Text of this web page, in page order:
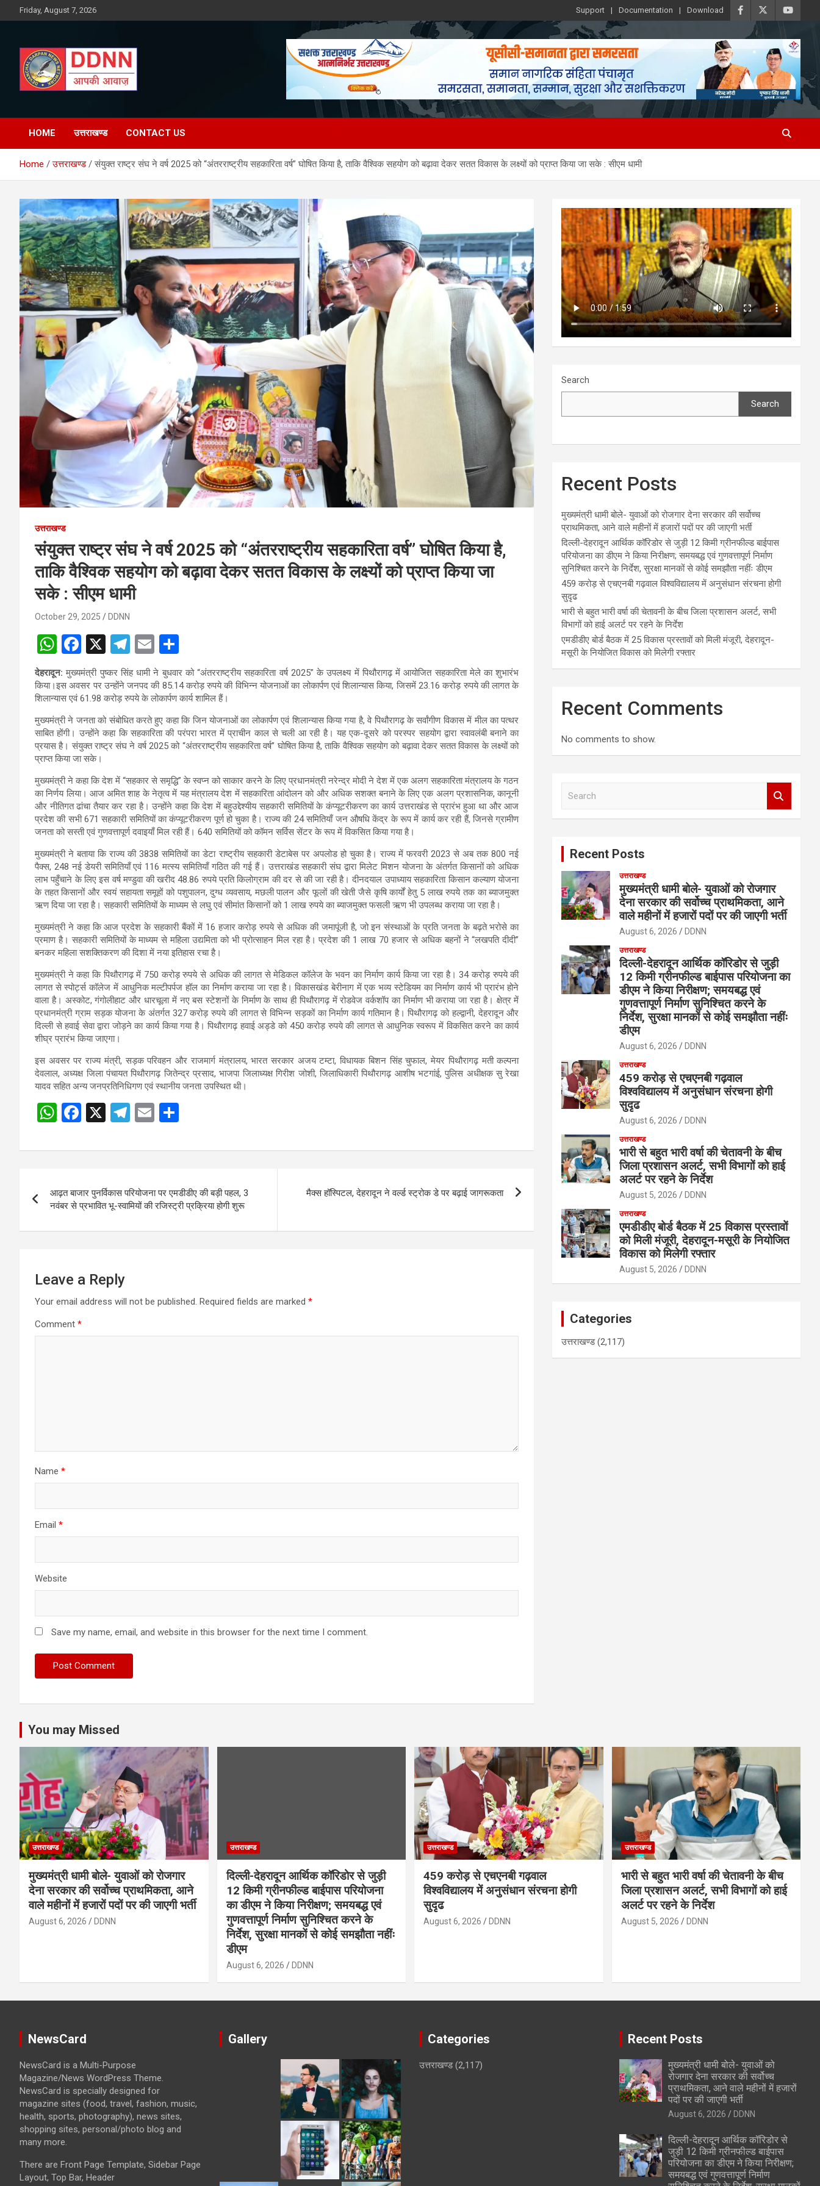
to
Friday, August 7, 2026 Support Documentation Download
HOME उत्तराखण्ड CONTACT US
Home उत्तराखण्ड संयुक्त राष्ट्र संघ ने वर्ष 2025 को “अंतरराष्ट्रीय सहकारिता वर्ष” घोषित किया है, ताकि वैश्विक सहयोग को बढ़ावा देकर सतत विकास के लक्ष्यों को प्राप्त किया जा सके : सीएम धामी
उत्तराखण्ड
संयुक्त राष्ट्र संघ ने वर्ष 2025 को “अंतरराष्ट्रीय सहकारिता वर्ष” घोषित किया है,
ताकि वैश्विक सहयोग को बढ़ावा देकर सतत विकास के लक्ष्यों को प्राप्त किया जा
सके : सीएम धामी
October 29, 2025 DDNN
W
at
s
A
p
p
F
a
ce
b
o
o
k
X
T
e
gr
a
m
E
m
ail ar
e
देहरादून:मुख्यमंत्री पुष्कर सिंह धामी ने बुधवार को “अंतरराष्ट्रीय सहकारिता वर्ष 2025” के उपलक्ष्य में पिथौरागढ़ में आयोजित सहकारिता मेले का शुभारंभ
किया।इस अवसर पर उन्होंने जनपद की 85.14 करोड़ रुपये की विभिन्न योजनाओं का लोकार्पण एवं शिलान्यास किया, जिसमें 23.16 करोड़ रुपये की लागत के
शिलान्यास एवं 61.98 करोड़ रुपये के लोकार्पण कार्य शामिल हैं।
मुख्यमंत्री ने जनता को संबोधित करते हुए कहा कि जिन योजनाओं का लोकार्पण एवं शिलान्यास किया गया है, वे पिथौरागढ़ के सर्वांगीण विकास में मील का पत्थर
साबित होंगी। उन्होंने कहा कि सहकारिता की परंपरा भारत में प्राचीन काल से चली आ रही है। यह एक-दूसरे को परस्पर सहयोग द्वारा स्वावलंबी बनाने का
प्रयास है। संयुक्त राष्ट्र संघ ने वर्ष 2025 को “अंतरराष्ट्रीय सहकारिता वर्ष” घोषित किया है, ताकि वैश्विक सहयोग को बढ़ावा देकर सतत विकास के लक्ष्यों को
प्राप्त किया जा सके।
मुख्यमंत्री ने कहा कि देश में “सहकार से समृद्धि” के स्वप्न को साकार करने के लिए प्रधानमंत्री नरेन्द्र मोदी ने देश में एक अलग सहकारिता मंत्रालय के गठन
का निर्णय लिया। आज अमित शाह के नेतृत्व में यह मंत्रालय देश में सहकारिता आंदोलन को और अधिक सशक्त बनाने के लिए एक अलग प्रशासनिक, कानूनी
और नीतिगत ढांचा तैयार कर रहा है। उन्होंने कहा कि देश में बहुउद्देश्यीय सहकारी समितियों के कंप्यूटरीकरण का कार्य उत्तराखंड से प्रारंभ हुआ था और आज
प्रदेश की सभी 671 सहकारी समितियों का कंप्यूटरीकरण पूर्ण हो चुका है। राज्य की 24 समितियाँ जन औषधि केंद्र के रूप में कार्य कर रही हैं, जिनसे ग्रामीण
जनता को सस्ती एवं गुणवत्तापूर्ण दवाइयाँ मिल रही हैं। 640 समितियों को कॉमन सर्विस सेंटर के रूप में विकसित किया गया है।
मुख्यमंत्री ने बताया कि राज्य की 3838 समितियों का डेटा राष्ट्रीय सहकारी डेटाबेस पर अपलोड हो चुका है। राज्य में फरवरी 2023 से अब तक 800 नई
पैक्स, 248 नई डेयरी समितियाँ एवं 116 मत्स्य समितियाँ गठित की गई हैं। उत्तराखंड सहकारी संघ द्वारा मिलेट मिशन योजना के अंतर्गत किसानों को अधिक
लाभ पहुँचाने के लिए इस वर्ष मण्डुवा की खरीद 48.86 रुपये प्रति किलोग्राम की दर से की जा रही है। दीनदयाल उपाध्याय सहकारिता किसान कल्याण योजना
के तहत किसानों और स्वयं सहायता समूहों को पशुपालन, दुग्ध व्यवसाय, मछली पालन और फूलों की खेती जैसे कृषि कार्यों हेतु 5 लाख रुपये तक का ब्याजमुक्त
ऋण दिया जा रहा है। सहकारी समितियों के माध्यम से लघु एवं सीमांत किसानों को 1 लाख रुपये का ब्याजमुक्त फसली ऋण भी उपलब्ध कराया जा रहा है।
मुख्यमंत्री ने कहा कि आज प्रदेश के सहकारी बैंकों में 16 हजार करोड़ रुपये से अधिक की जमापूंजी है, जो इन संस्थाओं के प्रति जनता के बढ़ते भरोसे का
प्रमाण है। सहकारी समितियों के माध्यम से महिला उद्यमिता को भी प्रोत्साहन मिल रहा है। प्रदेश की 1 लाख 70 हजार से अधिक बहनों ने “लखपति दीदी”
बनकर महिला सशक्तिकरण की दिशा में नया इतिहास रचा है।
मुख्यमंत्री ने कहा कि पिथौरागढ़ में 750 करोड़ रुपये से अधिक की लागत से मेडिकल कॉलेज के भवन का निर्माण कार्य किया जा रहा है। 34 करोड़ रुपये की
लागत से स्पोर्ट्स कॉलेज में आधुनिक मल्टीपर्पज हॉल का निर्माण कराया जा रहा है। विकासखंड बेरीनाग में एक भव्य स्टेडियम का निर्माण कार्य भी प्रारंभ होने
वाला है। अस्कोट, गंगोलीहाट और धारचूला में नए बस स्टेशनों के निर्माण के साथ ही पिथौरागढ़ में रोडवेज वर्कशॉप का निर्माण भी कराया जा रहा है। क्षेत्र में
प्रधानमंत्री ग्राम सड़क योजना के अंतर्गत 327 करोड़ रुपये की लागत से विभिन्न सड़कों का निर्माण कार्य गतिमान है। पिथौरागढ़ को हल्द्वानी, देहरादून और
दिल्ली से हवाई सेवा द्वारा जोड़ने का कार्य किया गया है। पिथौरागढ़ हवाई अड्डे को 450 करोड़ रुपये की लागत से आधुनिक स्वरूप में विकसित करने का कार्य
शीघ्र प्रारंभ किया जाएगा।
इस अवसर पर राज्य मंत्री, सड़क परिवहन और राजमार्ग मंत्रालय, भारत सरकार अजय टम्टा, विधायक बिशन सिंह चुफाल, मेयर पिथौरागढ़ मती कल्पना
देवलाल, अध्यक्ष जिला पंचायत पिथौरागढ़ जितेन्द्र प्रसाद, भाजपा जिलाध्यक्ष गिरीश जोशी, जिलाधिकारी पिथौरागढ़ आशीष भटगांई, पुलिस अधीक्षक सु रेखा
यादव सहित अन्य जनप्रतिनिधिगण एवं स्थानीय जनता उपस्थित थी।
Post
W
at
A
p
p
F
ce
o
o
k
X
T
e
a
m
E
ail ar
navigation
आढ़त बाजार पुनर्विकास परियोजना पर एमडीडीए की बड़ी पहल, 3
नवंबर से प्रभावित भू-स्वामियों की रजिस्ट्री प्रक्रिया होगी शुरू
मैक्स हॉस्पिटल, देहरादून ने वर्ल्ड स्ट्रोक डे पर बढ़ाई जागरूकता
Leave a Reply
Your email address will not be published. Required fields are marked *
Comment *
Name *
Email *
Website
Save my name, email, and website in this browser for the next time I comment.
Search
Search
Recent Posts
मुख्यमंत्री धामी बोले- युवाओं को रोजगार देना सरकार की सर्वोच्च
प्राथमिकता, आने वाले महीनों में हजारों पदों पर की जाएगी भर्ती
दिल्ली-देहरादून आर्थिक कॉरिडोर से जुड़ी 12 किमी ग्रीनफील्ड बाईपास
परियोजना का डीएम ने किया निरीक्षण; समयबद्ध एवं गुणवत्तापूर्ण निर्माण
सुनिश्चित करने के निर्देश, सुरक्षा मानकों से कोई समझौता नहींः डीएम
459 करोड़ से एचएनबी गढ़वाल विश्वविद्यालय में अनुसंधान संरचना होगी
सुदृढ
भारी से बहुत भारी वर्षा की चेतावनी के बीच जिला प्रशासन अलर्ट, सभी
विभागों को हाई अलर्ट पर रहने के निर्देश
एमडीडीए बोर्ड बैठक में 25 विकास प्रस्तावों को मिली मंजूरी, देहरादून-
मसूरी के नियोजित विकास को मिलेगी रफ्तार
Recent Comments
No comments to show.
Recent Posts
उत्तराखण्ड
मुख्यमंत्री धामी बोले- युवाओं को रोजगार
देना सरकार की सर्वोच्च प्राथमिकता, आने
वाले महीनों में हजारों पदों पर की जाएगी भर्ती
August 6, 2026 DDNN
उत्तराखण्ड
दिल्ली-देहरादून आर्थिक कॉरिडोर से जुड़ी
12 किमी ग्रीनफील्ड बाईपास परियोजना का
डीएम ने किया निरीक्षण; समयबद्ध एवं
गुणवत्तापूर्ण निर्माण सुनिश्चित करने के
निर्देश, सुरक्षा मानकों से कोई समझौता नहींः
डीएम
August 6, 2026 DDNN
उत्तराखण्ड
459 करोड़ से एचएनबी गढ़वाल
विश्वविद्यालय में अनुसंधान संरचना होगी
सुदृढ
August 6, 2026 DDNN
उत्तराखण्ड
भारी से बहुत भारी वर्षा की चेतावनी के बीच
जिला प्रशासन अलर्ट, सभी विभागों को हाई
अलर्ट पर रहने के निर्देश
August 5, 2026 DDNN
उत्तराखण्ड
एमडीडीए बोर्ड बैठक में 25 विकास प्रस्तावों
को मिली मंजूरी, देहरादून-मसूरी के नियोजित
विकास को मिलेगी रफ्तार
August 5, 2026 DDNN
Categories
उत्तराखण्ड(2,117)
You may Missed
उत्तराखण्ड
मुख्यमंत्री धामी बोले- युवाओं को रोजगार
देना सरकार की सर्वोच्च प्राथमिकता, आने
वाले महीनों में हजारों पदों पर की जाएगी भर्ती
August 6, 2026 DDNN
उत्तराखण्ड
दिल्ली-देहरादून आर्थिक कॉरिडोर से जुड़ी
12 किमी ग्रीनफील्ड बाईपास परियोजना
का डीएम ने किया निरीक्षण; समयबद्ध एवं
गुणवत्तापूर्ण निर्माण सुनिश्चित करने के
निर्देश, सुरक्षा मानकों से कोई समझौता नहींः
डीएम
August 6, 2026 DDNN
उत्तराखण्ड
459 करोड़ से एचएनबी गढ़वाल
विश्वविद्यालय में अनुसंधान संरचना होगी
सुदृढ
August 6, 2026 DDNN
उत्तराखण्ड
भारी से बहुत भारी वर्षा की चेतावनी के बीच
जिला प्रशासन अलर्ट, सभी विभागों को हाई
अलर्ट पर रहने के निर्देश
August 5, 2026 DDNN
NewsCard
NewsCard is a Multi-Purpose
Magazine/News WordPress Theme.
NewsCard is specially designed for
magazine sites (food, travel, fashion, music,
health, sports, photography), news sites,
shopping sites, personal/photo blog and
many more.
There are Front Page Template, Sidebar Page
Layout, Top Bar, Header
Gallery Categories
उत्तराखण्ड(2,117)
Recent Posts
मुख्यमंत्री धामी बोले- युवाओं को
रोजगार देना सरकार की सर्वोच्च
प्राथमिकता, आने वाले महीनों में हजारों
पदों पर की जाएगी भर्ती
August 6, 2026 DDNN
दिल्ली-देहरादून आर्थिक कॉरिडोर से
जुड़ी 12 किमी ग्रीनफील्ड बाईपास
परियोजना का डीएम ने किया निरीक्षण;
समयबद्ध एवं गुणवत्तापूर्ण निर्माण